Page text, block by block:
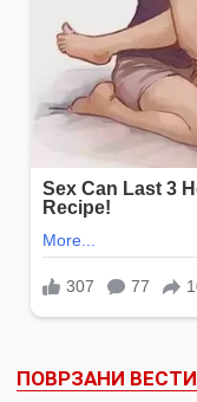
ПОВРЗАНИ ВЕСТИ